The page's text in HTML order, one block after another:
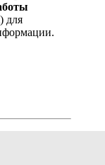
) для